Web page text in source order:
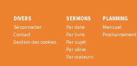
DIVERS
Se connecter
Contact
Gestion des cookies
SERMONS
Par date
Par livre
Par sujet
Par série
Par orateurs
PLANNING
Mensuel
Prochainement